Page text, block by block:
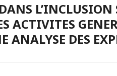
ACTIVITES
DES